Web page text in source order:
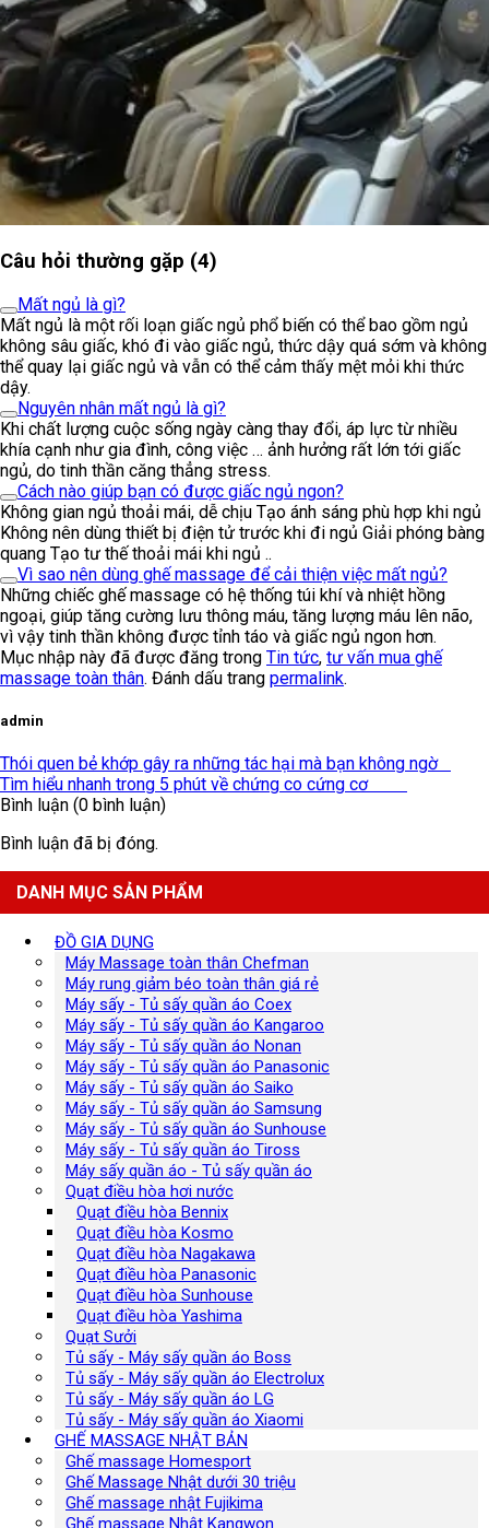
Câu hỏi thường gặp (4)
Mất ngủ là gì?
Mất ngủ là một rối loạn giấc ngủ phổ biến có thể bao gồm ngủ
không sâu giấc, khó đi vào giấc ngủ, thức dậy quá sớm và không
thể quay lại giấc ngủ và vẫn có thể cảm thấy mệt mỏi khi thức
dậy.
Nguyên nhân mất ngủ là gì?
Khi chất lượng cuộc sống ngày càng thay đổi, áp lực từ nhiều
khía cạnh như gia đình, công việc … ảnh hưởng rất lớn tới giấc
ngủ, do tinh thần căng thẳng stress.
Cách nào giúp bạn có được giấc ngủ ngon?
Không gian ngủ thoải mái, dễ chịu Tạo ánh sáng phù hợp khi ngủ
Không nên dùng thiết bị điện tử trước khi đi ngủ Giải phóng bàng
quang Tạo tư thế thoải mái khi ngủ ..
Vì sao nên dùng ghế massage để cải thiện việc mất ngủ?
Những chiếc ghế massage có hệ thống túi khí và nhiệt hồng
ngoại, giúp tăng cường lưu thông máu, tăng lượng máu lên não,
vì vậy tinh thần không được tỉnh táo và giấc ngủ ngon hơn.
Mục nhập này đã được đăng trong Tin tức, tư vấn mua ghế
massage toàn thân. Đánh dấu trang permalink.
admin
Thói quen bẻ khớp gây ra những tác hại mà bạn không ngờ
Tìm hiểu nhanh trong 5 phút về chứng co cứng cơ
Bình luận (0 bình luận)
Bình luận đã bị đóng.
DANH MỤC SẢN PHẨM
ĐỒ GIA DỤNG
Máy Massage toàn thân Chefman
Máy rung giảm béo toàn thân giá rẻ
Máy sấy - Tủ sấy quần áo Coex
Máy sấy - Tủ sấy quần áo Kangaroo
Máy sấy - Tủ sấy quần áo Nonan
Máy sấy - Tủ sấy quần áo Panasonic
Máy sấy - Tủ sấy quần áo Saiko
Máy sấy - Tủ sấy quần áo Samsung
Máy sấy - Tủ sấy quần áo Sunhouse
Máy sấy - Tủ sấy quần áo Tiross
Máy sấy quần áo - Tủ sấy quần áo
Quạt điều hòa hơi nước
Quạt điều hòa Bennix
Quạt điều hòa Kosmo
Quạt điều hòa Nagakawa
Quạt điều hòa Panasonic
Quạt điều hòa Sunhouse
Quạt điều hòa Yashima
Quạt Sưởi
Tủ sấy - Máy sấy quần áo Boss
Tủ sấy - Máy sấy quần áo Electrolux
Tủ sấy - Máy sấy quần áo LG
Tủ sấy - Máy sấy quần áo Xiaomi
GHẾ MASSAGE NHẬT BẢN
Ghế massage Homesport
Ghế Massage Nhật dưới 30 triệu
Ghế massage nhật Fujikima
Ghế massage Nhật Kangwon